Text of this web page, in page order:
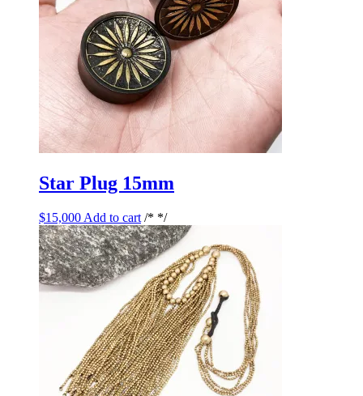
Star Plug 15mm
$15,000 Add to cart /* */